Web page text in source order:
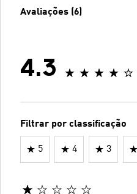
Avaliações (6)
4.3
Filtrar por classificação
5 4 3